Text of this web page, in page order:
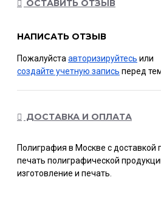
ОСТАВИТЬ ОТЗЫВ
НАПИСАТЬ ОТЗЫВ
Пожалуйста авторизируйтесь или
создайте учетную запись перед
ДОСТАВКА И ОПЛАТА
Полиграфия в Москве с доставкой
печать полиграфической
изготовление и печать.